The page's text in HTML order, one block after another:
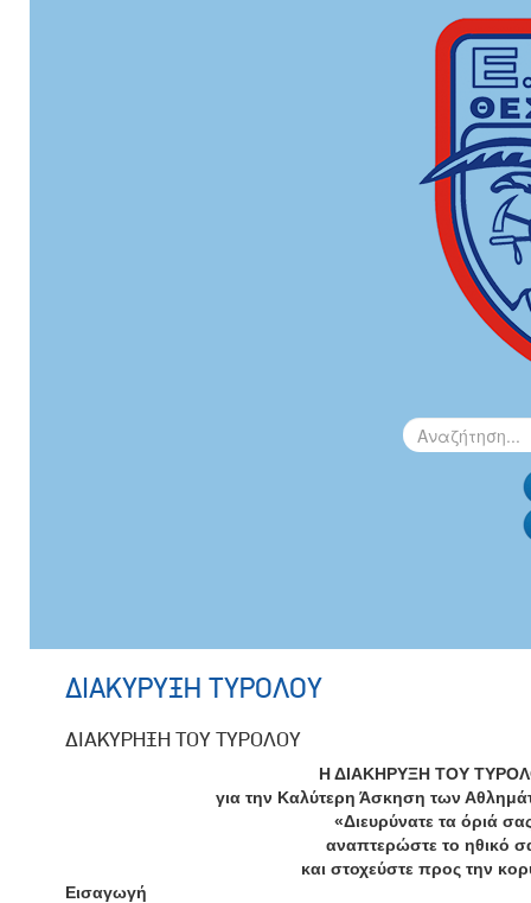
ΔΙΑΚΥΡΥΞΗ ΤΥΡΟΛΟΥ
ΔΙΑΚΥΡΗΞΗ ΤΟΥ ΤΥΡΟΛΟΥ
Η ΔΙΑΚΗΡΥΞΗ ΤΟΥ
για την Καλύτερη Άσκηση των
«Διευρύνατε τα όριά
αναπτερώστε το ηθικό
και στοχεύστε προς την
Εισαγωγή